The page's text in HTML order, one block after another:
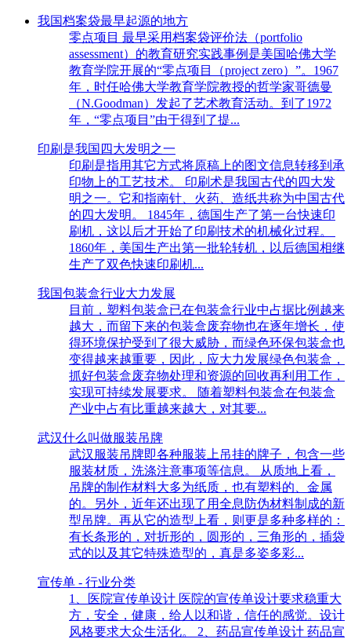
我国档案袋最早起源的地方
零点项目 最早采用档案袋评价法（portfolio
assessment）的教育研究实践事例是美国哈佛大学
教育学院开展的“零点项目（project zero）”。1967
年，时任哈佛大学教育学院教授的哲学家哥德曼
（N.Goodman）发起了艺术教育活动。到了1972
年，“零点项目”由于得到了提...
印刷是我国四大发明之一
印刷是指用其它方式将原稿上的图文信息转移到承
印物上的工艺技术。 印刷术是我国古代的四大发
明之一。它和指南针、火药、造纸共称为中国古代
的四大发明。 1845年，德国生产了第一台快速印
刷机，这以后才开始了印刷技术的机械化过程。
1860年，美国生产出第一批轮转机，以后德国相继
生产了双色快速印刷机...
我国包装盒行业大力发展
目前，塑料包装盒已在包装盒行业中占据比例越来
越大，而留下来的包装盒废弃物也在逐年增长，使
得环境保护受到了很大威胁，而绿色环保包装盒也
变得越来越重要，因此，应大力发展绿色包装盒，
抓好包装盒废弃物处理和资源的回收再利用工作，
实现可持续发展要求。 随着塑料包装盒在包装盒
产业中占有比重越来越大，对其要...
武汉什么叫做服装吊牌
武汉服装吊牌即各种服装上吊挂的牌子，包含一些
服装材质，洗涤注意事项等信息。 从质地上看，
吊牌的制作材料大多为纸质，也有塑料的、金属
的。另外，近年还出现了用全息防伪材料制成的新
型吊牌。再从它的造型上看，则更是多种多样的：
有长条形的，对折形的，圆形的，三角形的，插袋
式的以及其它特殊造型的，真是多姿多彩...
宣传单 - 行业分类
1、医院宣传单设计 医院的宣传单设计要求稳重大
方，安全，健康，给人以和谐，信任的感觉。设计
风格要求大众生活化。 2、药品宣传单设计 药品宣